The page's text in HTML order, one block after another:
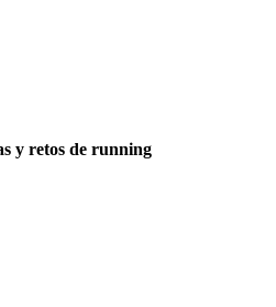
y retos de running